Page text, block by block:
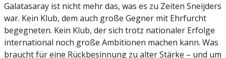
Galatasaray ist nicht mehr das, was es zu Zeiten Sneijders
war. Kein Klub, dem auch große Gegner mit Ehrfurcht
begegneten. Kein Klub, der sich trotz nationaler Erfolge
international noch große Ambitionen machen kann. Was
braucht für eine Rückbesinnung zu alter Stärke – und um